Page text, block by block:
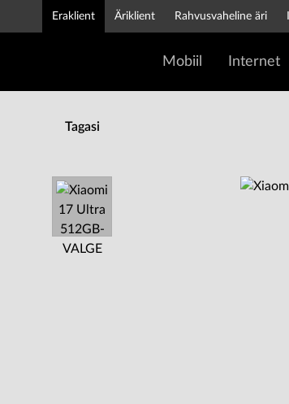
Eraklient Äriklient Rahvusvaheline äri
Mobiil Internet
Tagasi